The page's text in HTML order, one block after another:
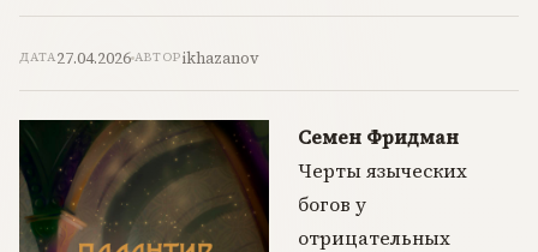
ДАТА27.04.2026 АВТОРikhazanov
Семен Фридман
Черты языческих
богов у
отрицательных